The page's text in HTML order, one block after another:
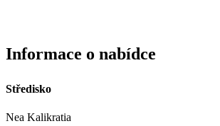
Informace o nabídce
Středisko
Nea Kalikratia